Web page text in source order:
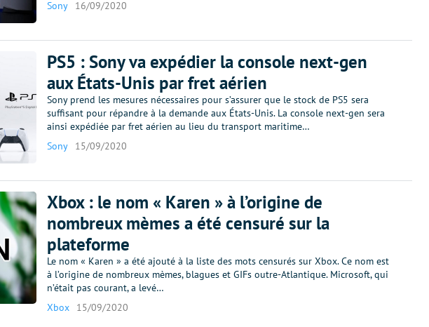
Sony
16/09/2020
PS5 : Sony va expédier la console next-gen
aux États-Unis par fret aérien
Sony prend les mesures nécessaires pour s’assurer que le stock de PS5 sera
suffisant pour répandre à la demande aux États-Unis. La console next-gen sera
ainsi expédiée par fret aérien au lieu du transport maritime…
Sony
15/09/2020
Xbox : le nom « Karen » à l’origine de
nombreux mèmes a été censuré sur la
plateforme
Le nom « Karen » a été ajouté à la liste des mots censurés sur Xbox. Ce nom est
à l’origine de nombreux mèmes, blagues et GIFs outre-Atlantique. Microsoft, qui
n’était pas courant, a levé…
Xbox
15/09/2020